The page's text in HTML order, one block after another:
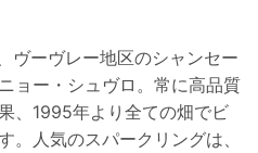
ヴーヴレー地区のシャンセー
ョー・シュヴロ。常に高品質
、1995年より全ての畑でビ
。人気のスパークリングは、